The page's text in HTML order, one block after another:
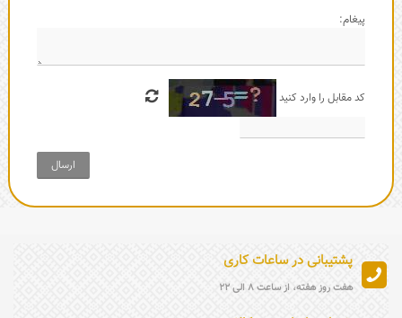
پیغام:
کد مقابل را وارد کنید
ارسال
پشتیبانی در ساعات کاری
هفت روز هفته، از ساعت 8 الی 22